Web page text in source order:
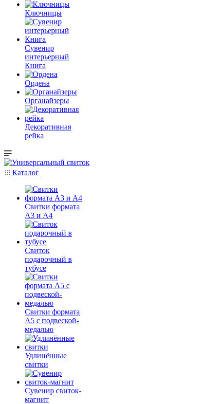
Ключницы
Сувенир
интерьерный
Книга
Ордена
Органайзеры
Декоративная
рейка
Каталог
Свитки формата
А3 и А4
Свиток
подарочный в
тубусе
Свитки формата
А5 с подвеской-
медалью
Удлинённые
свитки
Сувенир свиток-
магнит